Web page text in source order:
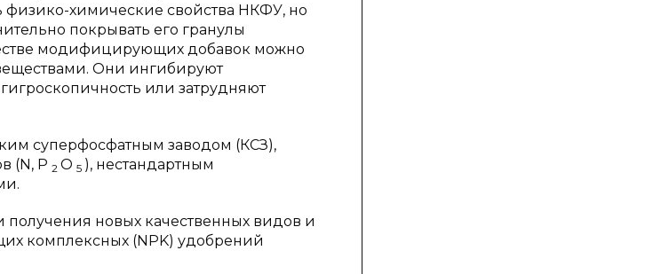
физико-химические свойства НКФУ, но
покрывать его гранулы
модифицирующих добавок можно
Они ингибируют
или затрудняют
суперфосфатным заводом (КСЗ),
(N, P 2 O 5 ), нестандартным
получения новых качественных видов и
комплексных (NPK) удобрений